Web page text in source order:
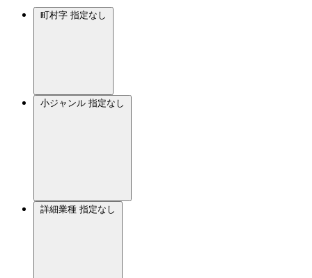
町村字 指定なし
小ジャンル 指定なし
詳細業種 指定なし